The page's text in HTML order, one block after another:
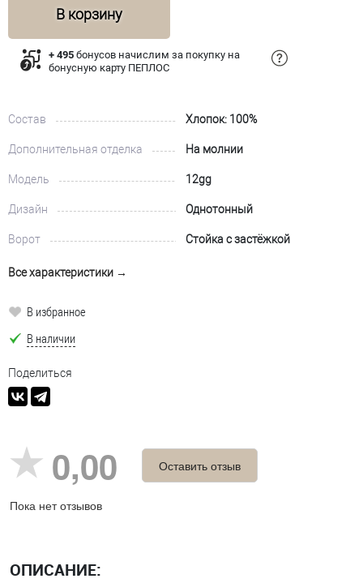
В корзину
+ 495 бонусов начислим за покупку на
бонусную карту ПЕПЛОС
Состав Хлопок: 100%
Дополнительная отделка На молнии
Модель 12gg
Дизайн Однотонный
Ворот Стойка с застёжкой
Все характеристики →
В избранное
В наличии
Поделиться
0,00
Пока нет отзывов
Оставить отзыв
ОПИСАНИЕ: